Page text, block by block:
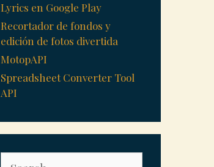
Lyrics en Google Play
Recortador de fondos y
edición de fotos divertida
MotopAPI
Spreadsheet Converter Tool
API